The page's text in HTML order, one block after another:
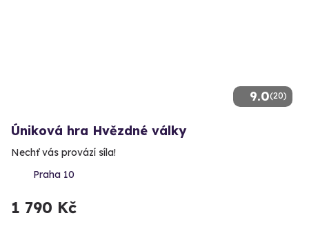
9.0(20)
Úniková hra Hvězdné války
Nechť vás provází síla!
Praha 10
1 790 Kč